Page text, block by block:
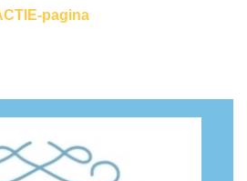
pagina